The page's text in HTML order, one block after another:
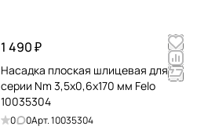
1 490 ₽
Насадка плоская шлицевая для
серии Nm 3,5x0,6x170 мм Felo
10035304
0 0Арт.10035304